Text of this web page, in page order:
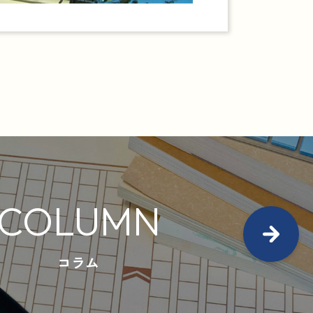
コラム